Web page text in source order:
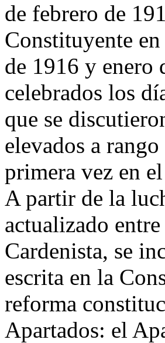
de febrero de
Constituyente
de 1916 y enero
celebrados los
que se
elevados a
primera vez en
A partir de la
actualizado
Cardenista, se
escrita en la
reforma
Apartados: el